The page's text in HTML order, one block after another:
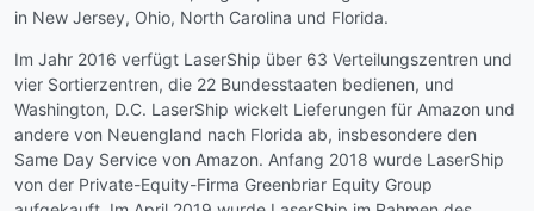
in New Jersey, Ohio, North Carolina und Florida.
Im Jahr 2016 verfügt LaserShip über 63 Verteilungszentren und
vier Sortierzentren, die 22 Bundesstaaten bedienen, und
Washington, D.C. LaserShip wickelt Lieferungen für Amazon und
andere von Neuengland nach Florida ab, insbesondere den
Same Day Service von Amazon. Anfang 2018 wurde LaserShip
von der Private-Equity-Firma Greenbriar Equity Group